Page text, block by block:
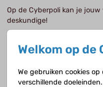
Op de Cyberpoli kan je
deskundige!
Stel je vraag
Welkom op de
We gebruiken cookies
verschillende